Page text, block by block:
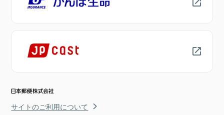
サイトのご利用について